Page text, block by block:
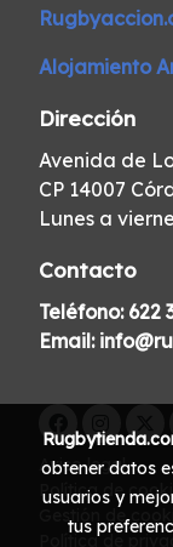
Alojamiento
Dirección
Avenida de
CP 14007
Lunes a
Contacto
Teléfono: 622
Email:
Aviso legal
Política de
Gestión de
Política de
obtener datos
usuarios y
tus